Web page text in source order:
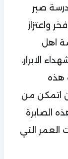
صبر
واعتزاز
اهل
الابرار،
هذه
اتمكن من
الصابرة
التي